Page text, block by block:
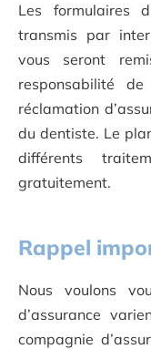
Les formulaires
transmis par
vous seront
responsabilité
réclamation
du dentiste. Le
différents
gratuitement.
Rappel
Nous voulons
d’assurance
compagnie